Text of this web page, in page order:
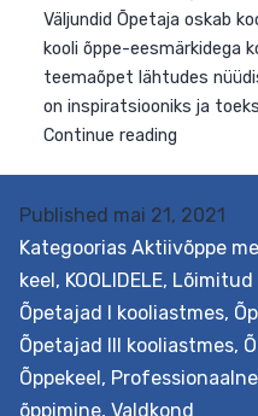
Published mai 21, 2021
Kategoorias Aktiivõppe
keel, KOOLIDELE, Lõimitud
Õpetajad I kooliastmes,
Õpetajad III kooliastmes,
Õppekeel,
õppimine, Valdkond